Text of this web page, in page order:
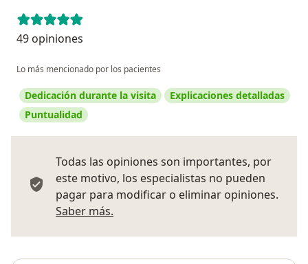
49 opiniones
Lo más mencionado por los pacientes
Dedicación durante la visita
Explicaciones detalladas
Puntualidad
Todas las opiniones son importantes, por
este motivo, los especialistas no pueden
pagar para modificar o eliminar opiniones.
Saber más.